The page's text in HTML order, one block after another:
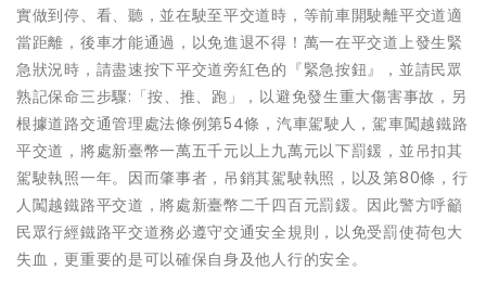
實做到停、看、聽，並在駛至平交道時，等前車開駛離平交道適
當距離，後車才能通過，以免進退不得！萬一在平交道上發生緊
急狀況時，請盡速按下平交道旁紅色的『緊急按鈕』，並請民眾
熟記保命三步驟:「按、推、跑」，以避免發生重大傷害事故，另
根據道路交通管理處法條例第54條，汽車駕駛人，駕車闖越鐵路
平交道，將處新臺幣一萬五千元以上九萬元以下罰鍰，並吊扣其
駕駛執照一年。因而肇事者，吊銷其駕駛執照，以及第80條，行
人闖越鐵路平交道，將處新臺幣二千四百元罰鍰。因此警方呼籲
民眾行經鐵路平交道務必遵守交通安全規則，以免受罰使荷包大
失血，更重要的是可以確保自身及他人行的安全。